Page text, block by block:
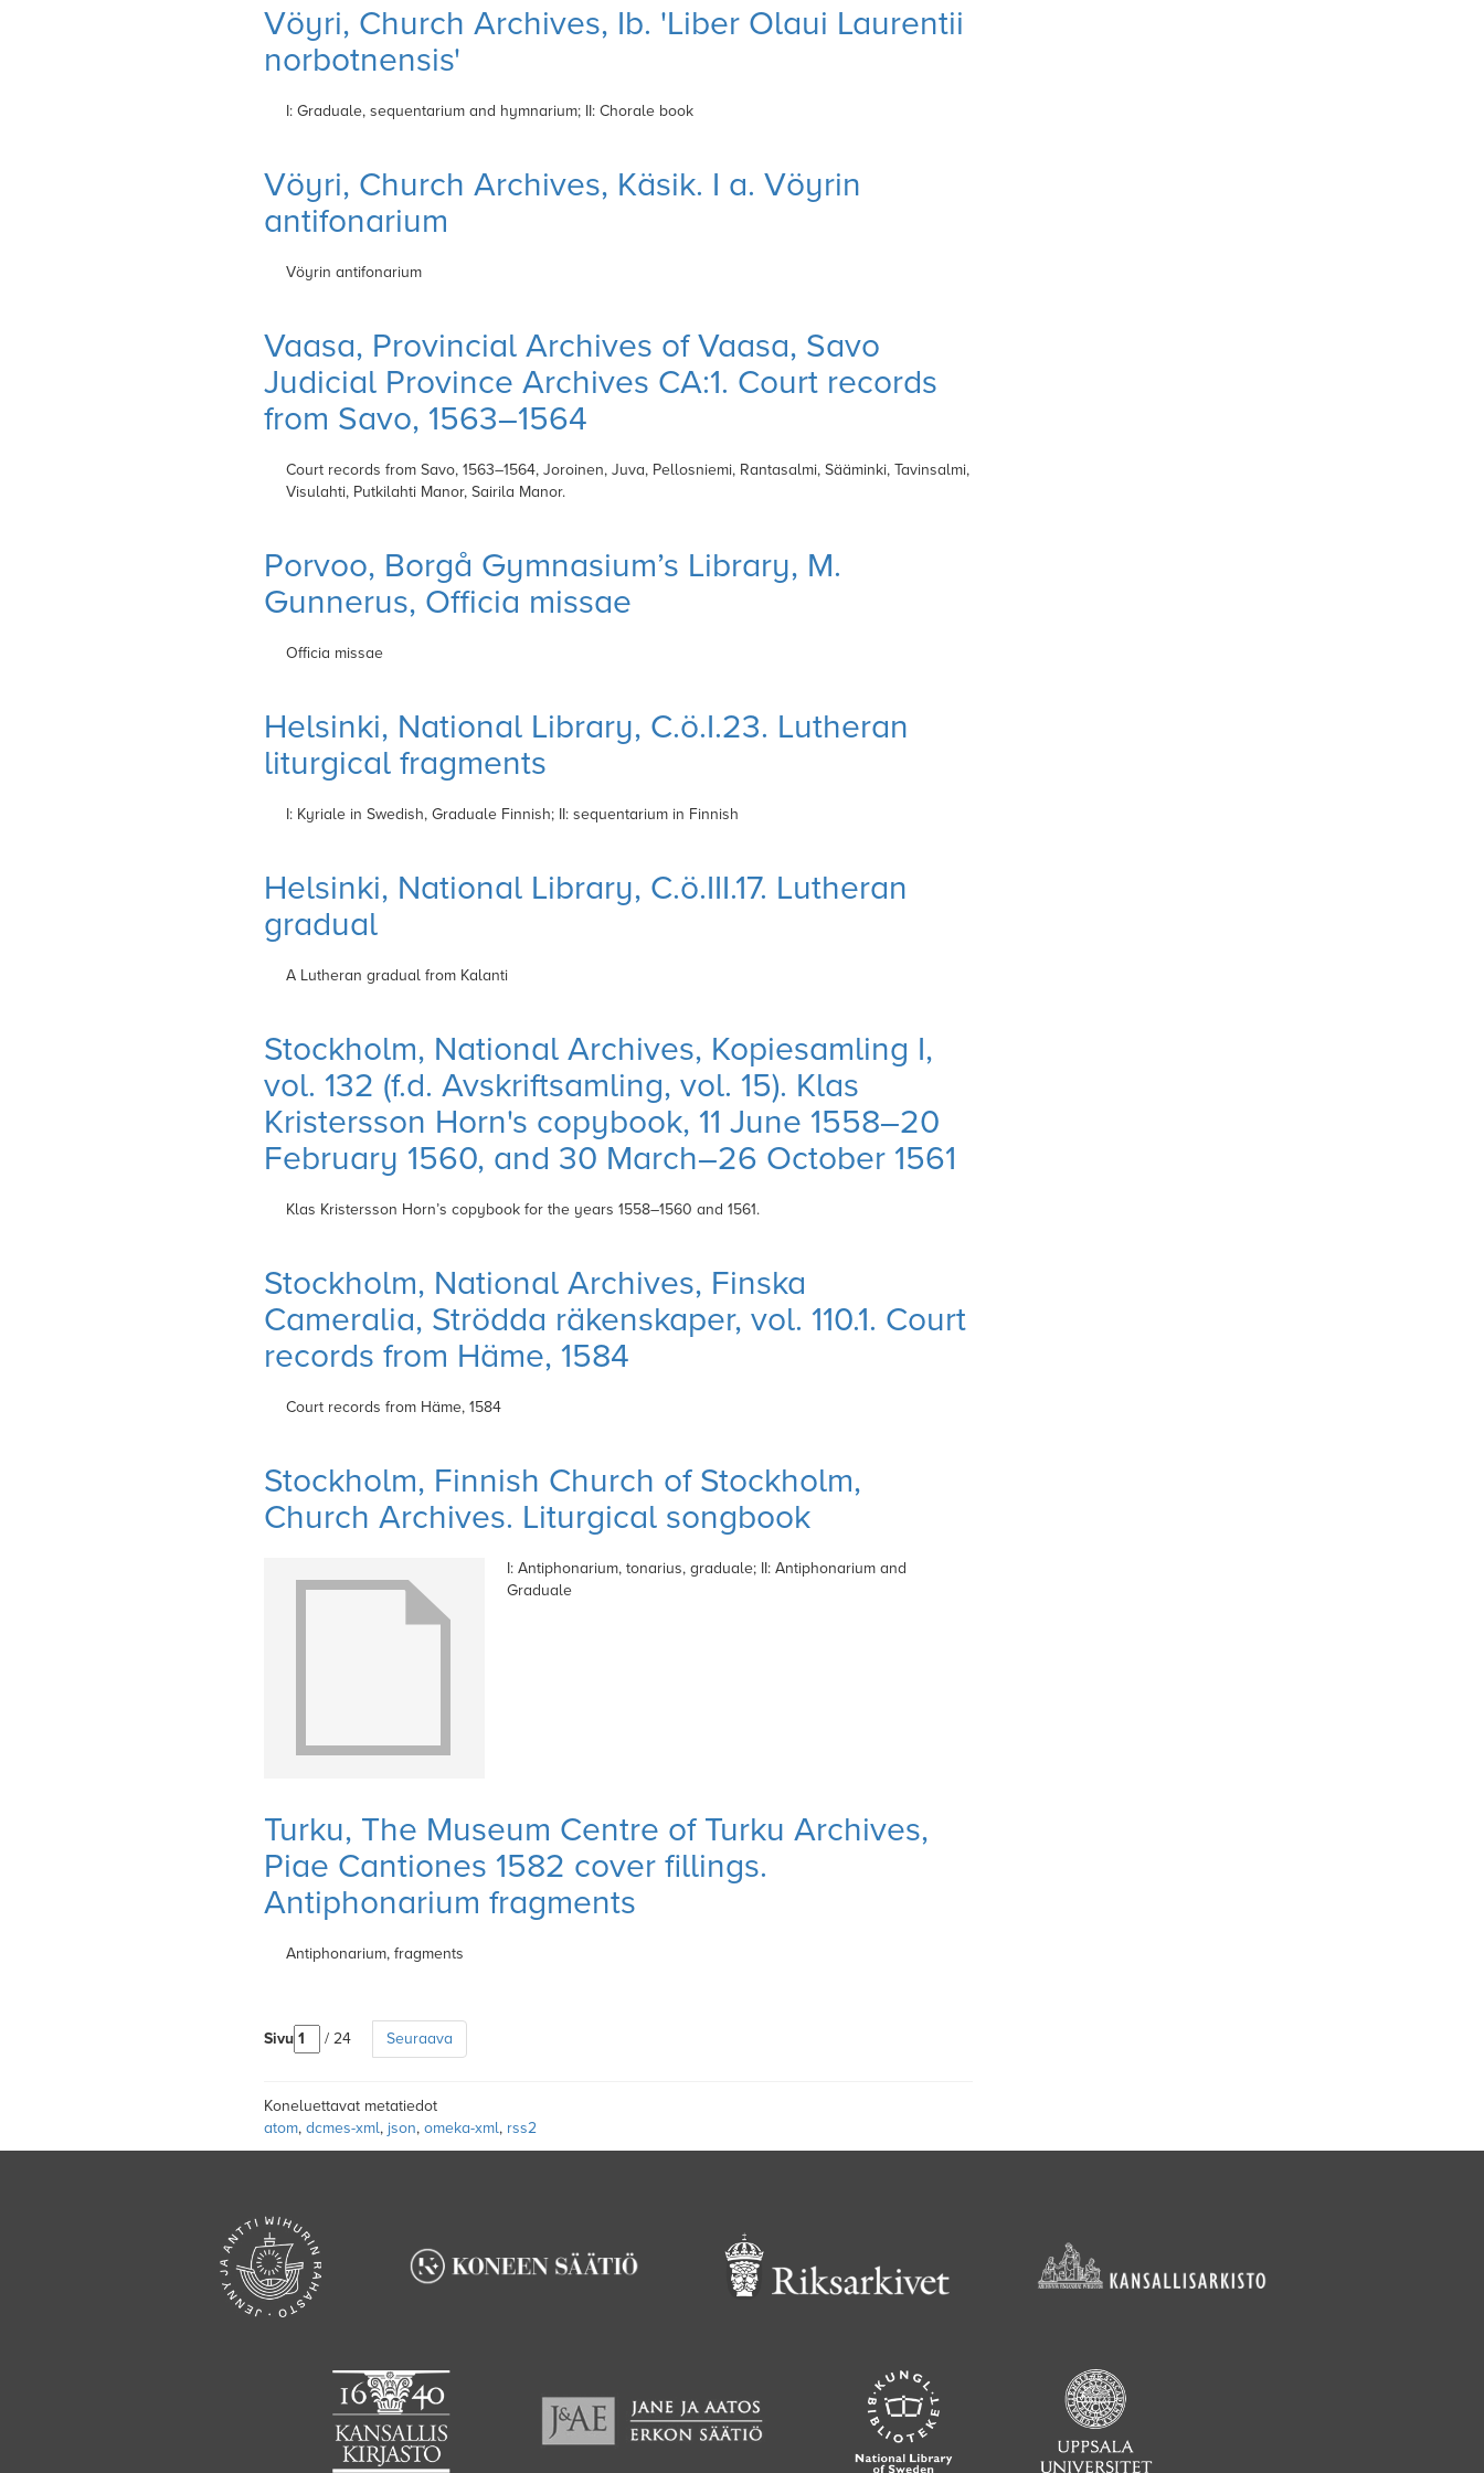
Vöyri, Church Archives, Ib. 'Liber Olaui Laurentii
norbotnensis'
I: Graduale, sequentarium and hymnarium; II: Chorale book
Vöyri, Church Archives, Käsik. I a. Vöyrin
antifonarium
Vöyrin antifonarium
Vaasa, Provincial Archives of Vaasa, Savo
Judicial Province Archives CA:1. Court records
from Savo, 1563–1564
Court records from Savo, 1563–1564, Joroinen, Juva, Pellosniemi, Rantasalmi, Sääminki, Tavinsalmi,
Visulahti, Putkilahti Manor, Sairila Manor.
Porvoo, Borgå Gymnasium’s Library, M.
Gunnerus, Officia missae
Officia missae
Helsinki, National Library, C.ö.I.23. Lutheran
liturgical fragments
I: Kyriale in Swedish, Graduale Finnish; II: sequentarium in Finnish
Helsinki, National Library, C.ö.III.17. Lutheran
gradual
A Lutheran gradual from Kalanti
Stockholm, National Archives, Kopiesamling I,
vol. 132 (f.d. Avskriftsamling, vol. 15). Klas
Kristersson Horn's copybook, 11 June 1558–20
February 1560, and 30 March–26 October 1561
Klas Kristersson Horn’s copybook for the years 1558–1560 and 1561.
Stockholm, National Archives, Finska
Cameralia, Strödda räkenskaper, vol. 110.1. Court
records from Häme, 1584
Court records from Häme, 1584
Stockholm, Finnish Church of Stockholm,
Church Archives. Liturgical songbook
I: Antiphonarium, tonarius, graduale; II: Antiphonarium and
Graduale
Turku, The Museum Centre of Turku Archives,
Piae Cantiones 1582 cover fillings.
Antiphonarium fragments
Antiphonarium, fragments
Sivu / 24 Seuraava
Koneluettavat metatiedot
atom, dcmes-xml, json, omeka-xml, rss2